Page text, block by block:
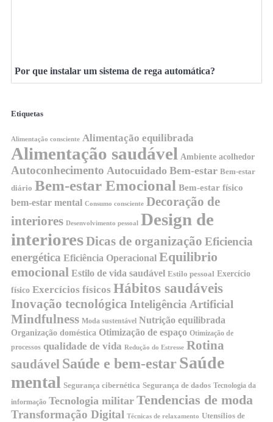
Por que instalar um sistema de rega automática?
Etiquetas
Alimentação consciente Alimentação equilibrada
Alimentação saudável Ambiente acolhedor
Autoconhecimento Autocuidado Bem-estar Bem-estar
diário Bem-estar Emocional Bem-estar físico
bem-estar mental Consumo consciente Decoração de
interiores Desenvolvimento pessoal
Design de
interioresDicas de organização Eficiencia
energética Eficiência Operacional Equilibrio
emocional Estilo de vida saudável Estilo pessoal Exercício
físico Exercícios físicos Hábitos saudáveis
Inovação tecnológica Inteligência Artificial
Mindfulness Moda sustentável Nutrição equilibrada
Organização doméstica Otimização de espaço Otimização de
processos qualidade de vida Redução do Estresse Rotina
saudável Saúde e bem-estar Saúde
mental Segurança cibernética Segurança de dados Tecnologia da
informação Tecnologia militar Tendencias de moda
Transformação Digital Técnicas de relaxamento Utensílios de